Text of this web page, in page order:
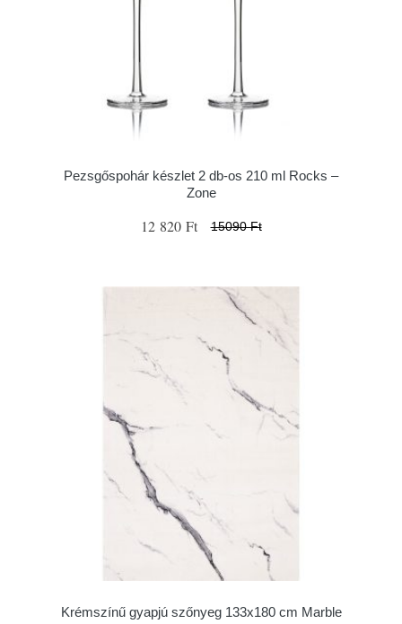
Pezsgőspohár készlet 2 db-os 210 ml Rocks –
Zone
12 820 Ft 15090 Ft
Krémszínű gyapjú szőnyeg 133x180 cm Marble